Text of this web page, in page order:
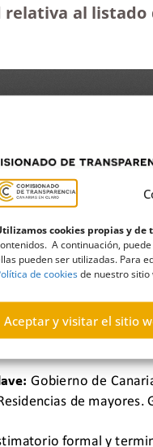
cookies propias y de
A continuación,
pueden ser utilizadas. Para
de cookiesde nuestro sitio
Aceptar y visitar el sitio
al